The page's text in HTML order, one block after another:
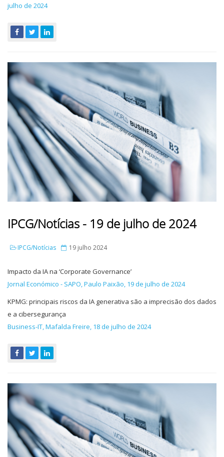
julho de 2024
IPCG/Notícias - 19 de julho de 2024
IPCG/Notícias 19 julho 2024
Impacto da IA na ‘Corporate Governance’
Jornal Económico - SAPO, Paulo Paixão, 19 de julho de 2024
KPMG: principais riscos da IA generativa são a imprecisão dos dados
e a cibersegurança
Business-IT, Mafalda Freire, 18 de julho de 2024